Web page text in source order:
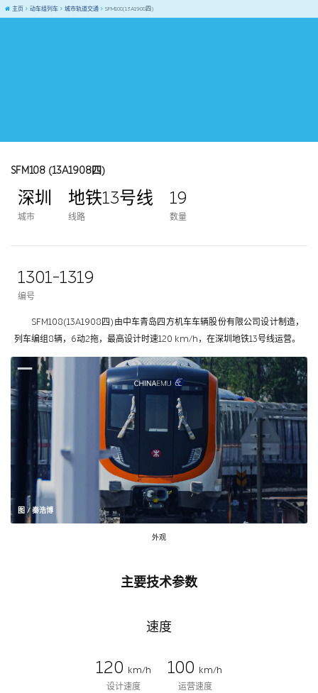
主页 动车组列车 城市轨道交通 SFM108(13A1908四)
SFM108 (13A1908四)
深圳
城市
地铁13号线
线路
19
数量
1301-1319
编号
SFM108(13A1908四)由中车青岛四方机车车辆股份有限公司设计制造，
列车编组8辆，6动2拖，最高设计时速120 km/h，在深圳地铁13号线运营。
图 / 秦浩博
外观
主要技术参数
速度
120
km/h
设计速度
100
km/h
运营速度